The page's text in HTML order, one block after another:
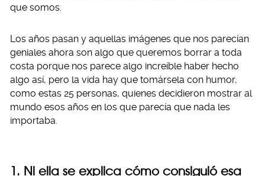
que somos.
Los años pasan y aquellas imágenes que nos parecían
geniales ahora son algo que queremos borrar a toda
costa porque nos parece algo increíble haber hecho
algo así, pero la vida hay que tomársela con humor,
como estas 25 personas, quienes decidieron mostrar al
mundo esos años en los que parecía que nada les
importaba.
1. Ni ella se explica cómo consiguió esa